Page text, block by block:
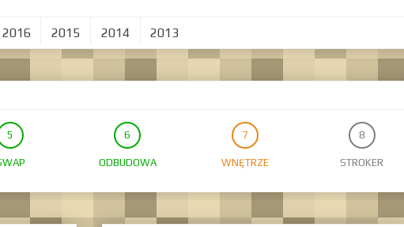
2016 2015 2014 2013
ODBUDOWA WNĘTRZE STROKER